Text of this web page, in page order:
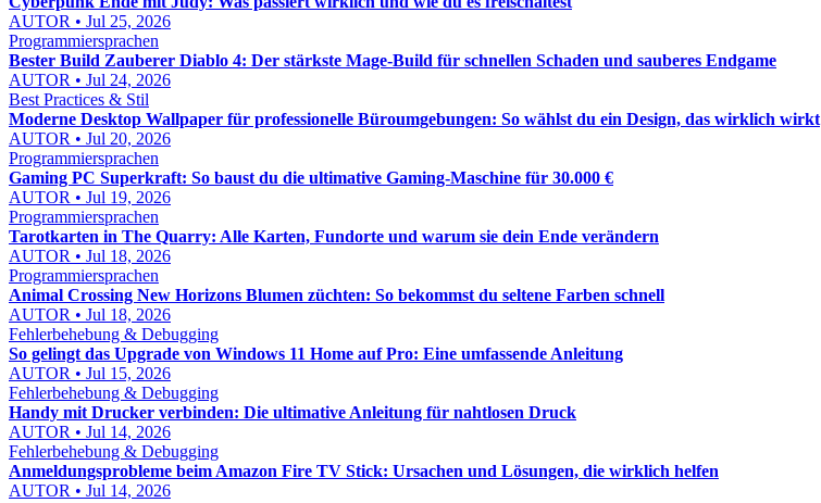
AUTOR • Jul 25, 2026
Programmiersprachen
Bester Build Zauberer Diablo 4: Der stärkste Mage-Build für schnellen Schaden und sauberes Endgame
AUTOR • Jul 24, 2026
Best Practices & Stil
Moderne Desktop Wallpaper für professionelle Büroumgebungen: So wählst du ein Design, das wirklich wirkt
AUTOR • Jul 20, 2026
Programmiersprachen
Gaming PC Superkraft: So baust du die ultimative Gaming-Maschine für 30.000 €
AUTOR • Jul 19, 2026
Programmiersprachen
Tarotkarten in The Quarry: Alle Karten, Fundorte und warum sie dein Ende verändern
AUTOR • Jul 18, 2026
Programmiersprachen
Animal Crossing New Horizons Blumen züchten: So bekommst du seltene Farben schnell
AUTOR • Jul 18, 2026
Fehlerbehebung & Debugging
So gelingt das Upgrade von Windows 11 Home auf Pro: Eine umfassende Anleitung
AUTOR • Jul 15, 2026
Fehlerbehebung & Debugging
Handy mit Drucker verbinden: Die ultimative Anleitung für nahtlosen Druck
AUTOR • Jul 14, 2026
Fehlerbehebung & Debugging
Anmeldungsprobleme beim Amazon Fire TV Stick: Ursachen und Lösungen, die wirklich helfen
AUTOR • Jul 14, 2026